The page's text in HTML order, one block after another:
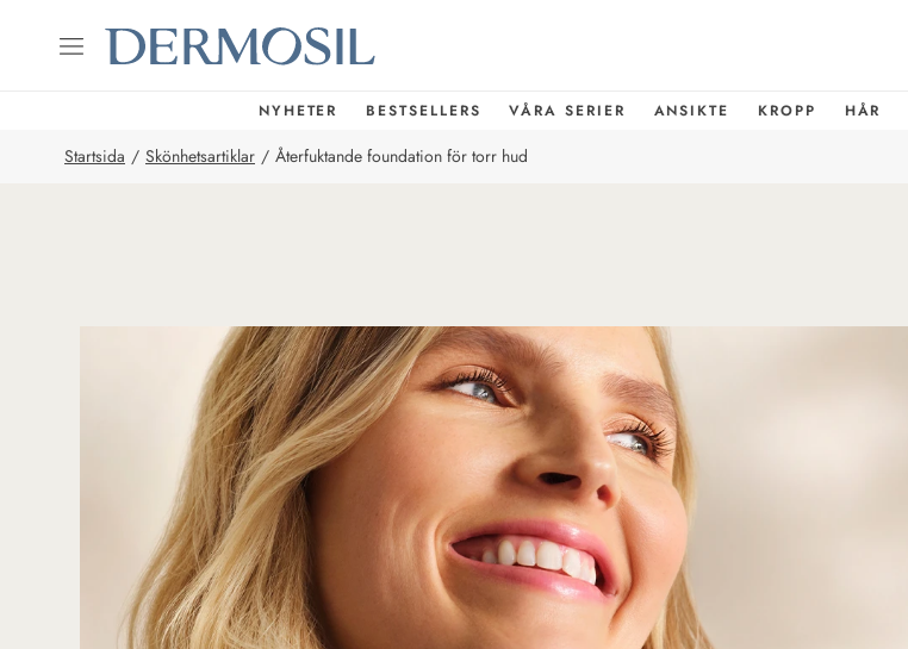
NYHETER BESTSELLERS VÅRA SERIER ANSIKTE KROPP HÅR
Startsida / Skönhetsartiklar / Återfuktande foundation för torr hud